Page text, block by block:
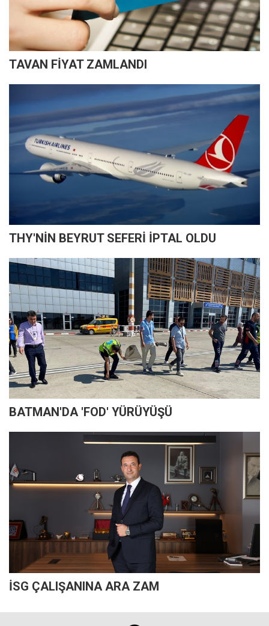
TAVAN FİYAT ZAMLANDI
THY'NİN BEYRUT SEFERİ İPTAL OLDU
BATMAN'DA 'FOD' YÜRÜYÜŞÜ
İSG ÇALIŞANINA ARA ZAM